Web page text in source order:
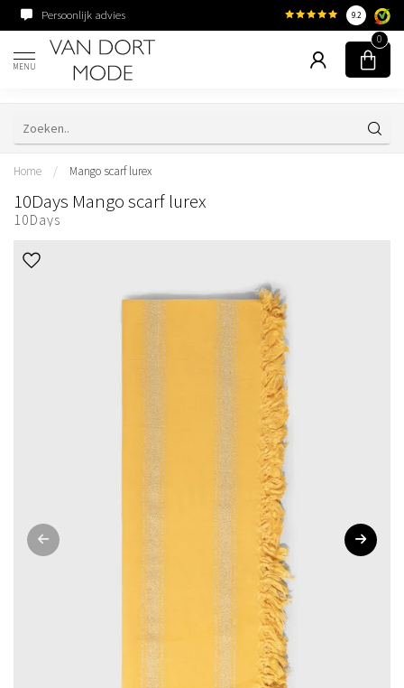
Persoonlijk advies Familiebedrijf sinds
9.2
MENU
0
Home / Mango scarf lurex
10Days Mango scarf lurex
10Days